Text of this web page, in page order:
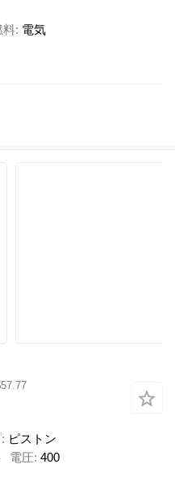
料 電気
ピストン
電圧 400